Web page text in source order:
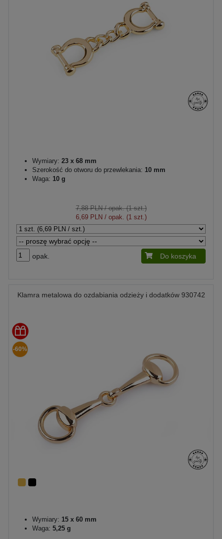
Wymiary: 23 x 68 mm
Szerokość do otworu do przewlekania: 10 mm
Waga: 10 g
7,88 PLN/ opak. (1 szt.)
6,69 PLN / opak. (1 szt.)
opak. Do koszyka
Klamra metalowa do ozdabiania odzieży i dodatków 930742
-60%
Wymiary: 15 x 60 mm
Waga: 5,25 g